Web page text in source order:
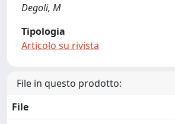
Degoli, M
Tipologia
Articolo su rivista
File in questo prodotto:
File